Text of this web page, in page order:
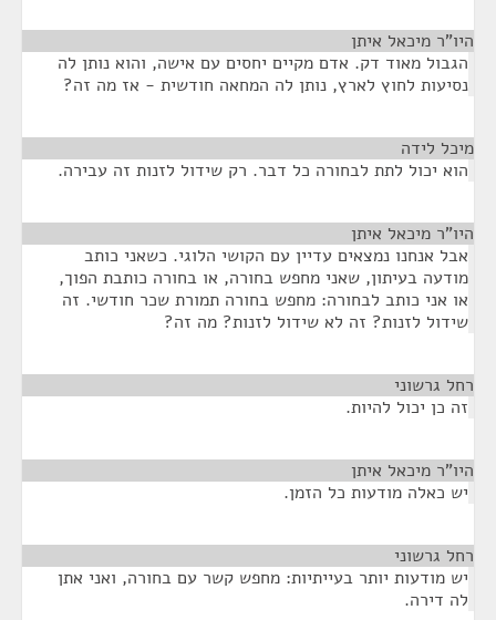
היו"ר מיכאל איתן
הגבול מאוד דק. אדם מקיים יחסים עם אישה, והוא נותן לה
נסיעות לחוץ לארץ, נותן לה המחאה חודשית - אז מה זה?
מיכל לידה
הוא יכול לתת לבחורה כל דבר. רק שידול לזנות זה עבירה.
היו"ר מיכאל איתן
אבל אנחנו נמצאים עדיין עם הקושי הלוגי. כשאני כותב
מודעה בעיתון, שאני מחפש בחורה, או בחורה כותבת הפוך,
או אני כותב לבחורה: מחפש בחורה תמורת שכר חודשי. זה
שידול לזנות? זה לא שידול לזנות? מה זה?
רחל גרשוני
זה כן יכול להיות.
היו"ר מיכאל איתן
יש כאלה מודעות כל הזמן.
רחל גרשוני
יש מודעות יותר בעייתיות: מחפש קשר עם בחורה, ואני אתן
לה דירה.